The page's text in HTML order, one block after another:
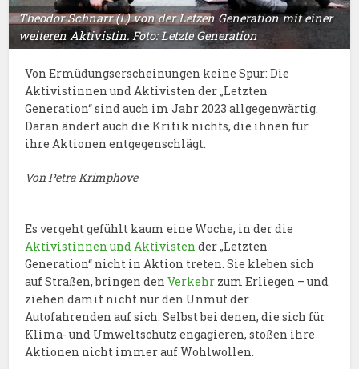
Theodor Schnarr (l.) von der Letzen Generation mit einer
weiteren Aktivistin. Foto: Letzte Generation
Von Ermüdungserscheinungen keine Spur: Die
Aktivistinnen und Aktivisten der „Letzten
Generation“ sind auch im Jahr 2023 allgegenwärtig.
Daran ändert auch die Kritik nichts, die ihnen für
ihre Aktionen entgegenschlägt.
Von Petra Krimphove
Es vergeht gefühlt kaum eine Woche, in der die
Aktivistinnen und Aktivisten der „Letzten
Generation“ nicht in Aktion treten. Sie kleben sich
auf Straßen, bringen denVerkehr zum Erliegen – und
ziehen damit nicht nur den Unmut der
Autofahrenden auf sich. Selbst bei denen, die sich für
Klima- und Umweltschutz engagieren, stoßen ihre
Aktionen nicht immer auf Wohlwollen.